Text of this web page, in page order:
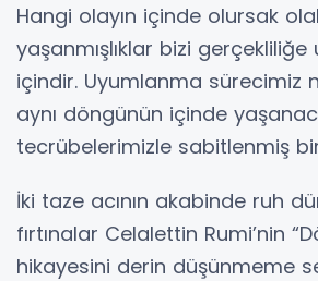
Hangi olayın içinde olursak
yaşanmışlıklar bizi
içindir. Uyumlanma sürecimiz
aynı döngünün içinde
tecrübelerimizle sabitlenmiş
İki taze acının akabinde ruh
fırtınalar Celalettin Rumi’nin
hikayesini derin düşünmeme